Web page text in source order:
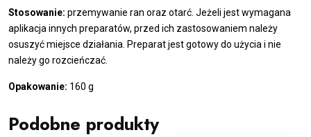
Stosowanie: przemywanie ran oraz otarć. Jeżeli jest wymagana
aplikacja innych preparatów, przed ich zastosowaniem należy
osuszyć miejsce działania. Preparat jest gotowy do użycia i nie
należy go rozcieńczać.
Opakowanie: 160 g
Podobne produkty